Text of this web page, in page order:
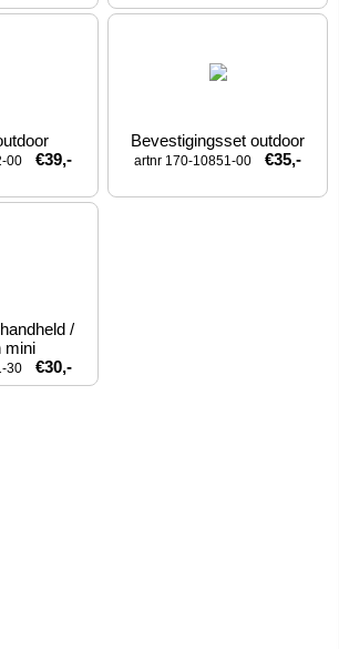
00 €39,-
Bevestigingsset outdoor
artnr 170-10851-00 €35,-
/
mini
30 €30,-